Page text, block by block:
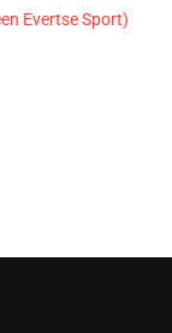
Evertse Sport)